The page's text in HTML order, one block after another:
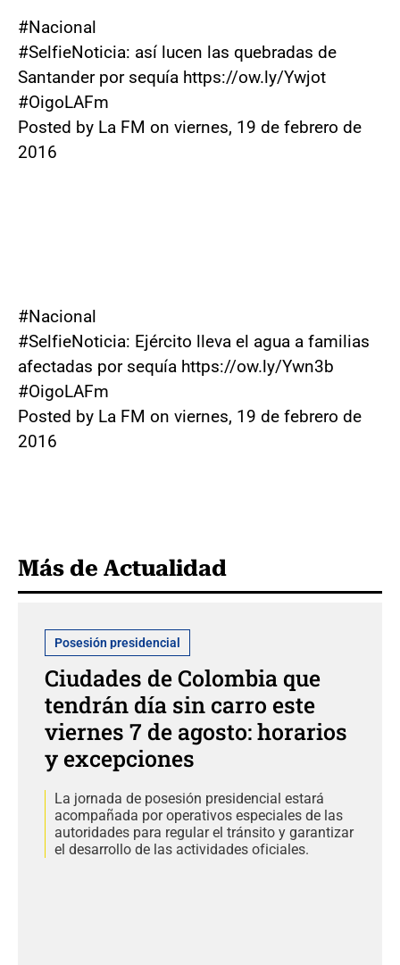
#Nacional
#SelfieNoticia: así lucen las quebradas de
Santander por sequía https://ow.ly/Ywjot
#OigoLAFm
Posted by La FM on viernes, 19 de febrero de
2016
#Nacional
#SelfieNoticia: Ejército lleva el agua a familias
afectadas por sequía https://ow.ly/Ywn3b
#OigoLAFm
Posted by La FM on viernes, 19 de febrero de
2016
Más de Actualidad
Posesión presidencial
Ciudades de Colombia que
tendrán día sin carro este
viernes 7 de agosto: horarios
y excepciones
La jornada de posesión presidencial estará
acompañada por operativos especiales de las
autoridades para regular el tránsito y garantizar
el desarrollo de las actividades oficiales.